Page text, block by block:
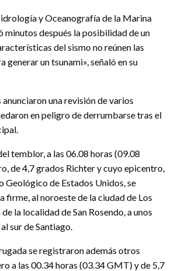
y Oceanografía de la Marina
minutos después la posibilidad de un
del sismo no reúnen las
generar un tsunami», señaló en su
una revisión de varios
en peligro de derrumbarse tras el
temblor, a las 06.08 horas (09.08
de 4,7 grados Richter y cuyo epicentro,
Geológico de Estados Unidos, se
firme, al noroeste de la ciudad de Los
la localidad de San Rosendo, a unos
sur de Santiago.
se registraron además otros
a las 00.34 horas (03.34 GMT) y de 5,7